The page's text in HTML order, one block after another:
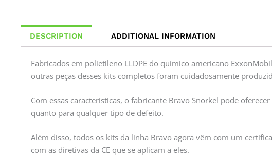
DESCRIPTION ADDITIONAL INFORMATION
Fabricados em polietileno LLDPE do químico americano
outras peças desses kits completos foram cuidadosamente
Com essas características, o fabricante Bravo Snorkel pode
quanto para qualquer tipo de defeito.
Além disso, todos os kits da linha Bravo agora vêm com um
com as diretivas da CE que se aplicam a eles.